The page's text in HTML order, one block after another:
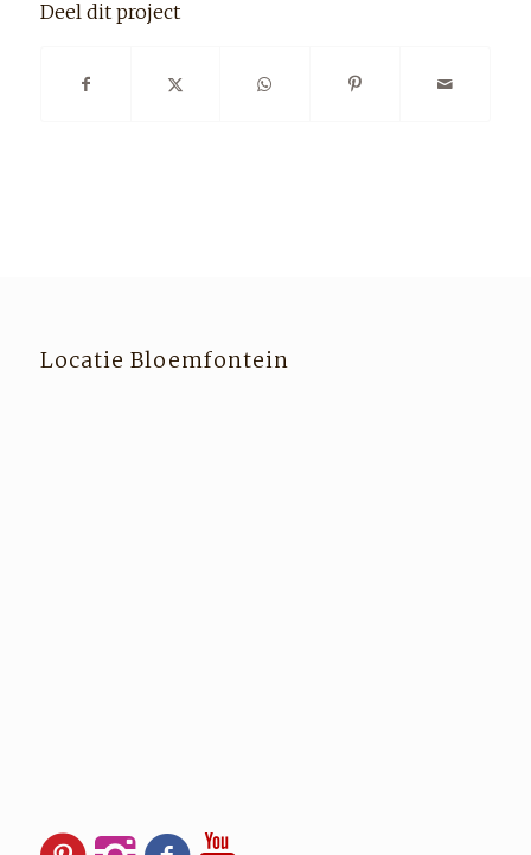
Deel dit project
Locatie Bloemfontein